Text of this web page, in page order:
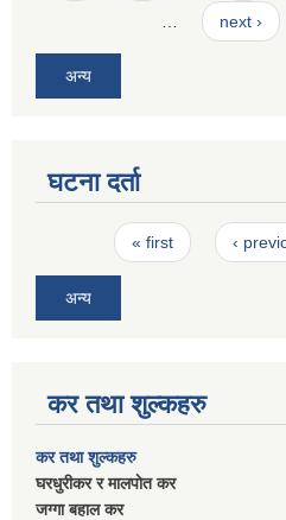
next ›
अन्य
घटना दर्ता
Pages« first ‹
अन्य
कर तथा शुल्कहरु
कर तथा शुल्कहरु
घरधुरीकर र मालपाेत कर
जग्गा बहाल कर